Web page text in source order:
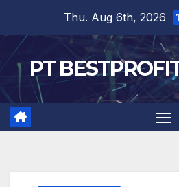
content
Thu. Aug 6th, 2026
PT